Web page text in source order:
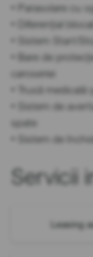
• Parasolare cu
• Diferențial
• Sistem Start/
• Bare de
caroseriei
• Trusă
• Sistem de
spate
• Sistem de
Servicii
Leasing